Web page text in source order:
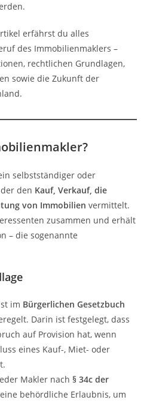
erfährst du alles
des Immobilienmaklers –
rechtlichen Grundlagen,
sowie die Zukunft der
selbstständiger oder
den Kauf, Verkauf, die
von Immobilien vermittelt.
zusammen und erhält
– die sogenannte
im Bürgerlichen Gesetzbuch
Darin ist festgelegt, dass
auf Provision hat, wenn
eines Kauf-, Miet- oder
Makler nach§ 34c der
eine behördliche Erlaubnis, um